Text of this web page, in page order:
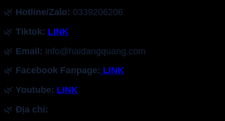
🌿 Hotline/Zalo: 0339206206
🌿 Tiktok: LINK
🌿 Email: info@haidangquang.com
🌿 Facebook Fanpage: LINK
🌿 Youtube: LINK
🌿 Địa chỉ: